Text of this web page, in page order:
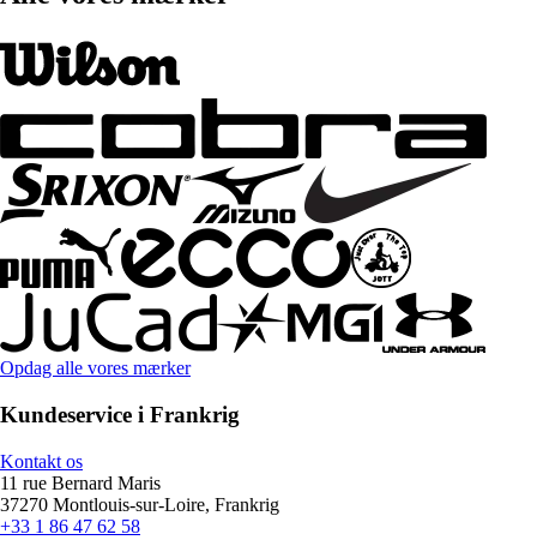
Opdag alle vores mærker
Kundeservice i Frankrig
Kontakt os
11 rue Bernard Maris
37270 Montlouis-sur-Loire, Frankrig
+33 1 86 47 62 58